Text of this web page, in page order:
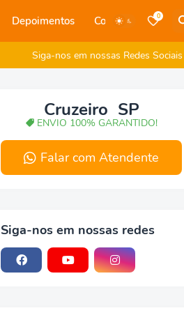
Depoimentos Contato 0
Siga-nos em nossas Redes Sociais
Cruzeiro SP
ENVIO 100% GARANTIDO!
Falar com Atendente
Siga-nos em nossas redes